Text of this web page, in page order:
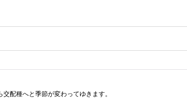
配種へと季節が変わってゆきます。